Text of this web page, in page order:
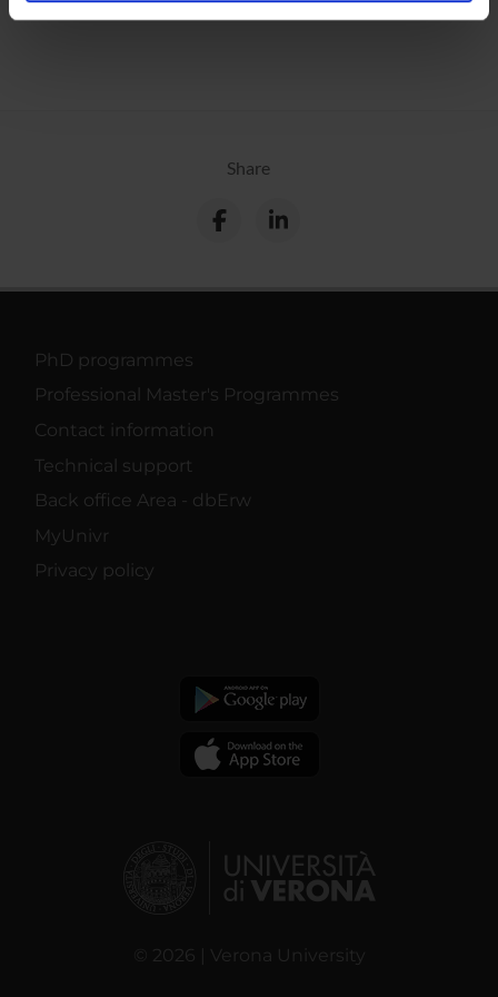
Share
PhD programmes
Professional Master's Programmes
Contact information
Technical support
Back office Area - dbErw
MyUnivr
Privacy policy
© 2026 | Verona University